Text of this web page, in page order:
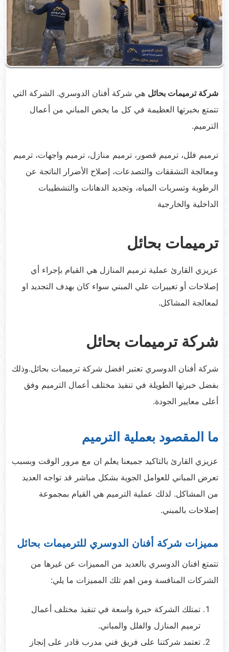
شركة ترميمات بحائل هي شركة أفنان الدوسري. الشركة التي
تتمتع بخبرتها العظيمة في كل ما يخص المباني من أعمال
الترميم.
ترميم فلل، ترميم قصور، ترميم منازل، ترميم واجهات، ترميم
ومعالجة التشققات والتصدعات، إصلاح الأضرار الناتجة عن
الرطوبة وتسربات المياه، وتجديد الدهانات والتشطيبات
الداخلية والخارجية
ترميمات بحائل
عزيزي القارئ عملية ترميم المنازل هي القيام بإجراء أي
إصلاحات أو تغييرات علي المبني سواء كان بهدف التجديد او
لمعالجة المشاكل.
شركة ترميمات بحائل
شركة أفنان الدوسري تعتبر افضل شركة ترميمات بحائل.وذلك
بفضل خبرتها الطويلة في تنفيذ مختلف أعمال الترميم وفق
أعلى معايير الجودة.
ما المقصود بعملية الترميم
عزيزي القارئ بالتاكيد جميعنا يعلم ان مع مرور الوقت وبسبب
تعرض المباني للعوامل الجوية بشكل مباشر قد تواجه العديد
من المشاكل. لذلك عملية الترميم هي القيام بمجموعة
إصلاحات بالمبني.
مميزات شركة أفنان الدوسري للترميمات بحائل
تتمتع افنان الدوسري بالعديد من المميزات عن غيرها من
الشركات المنافسة ومن اهم تلك المميزات ما يلي:
تمتلك الشركة خبرة واسعة في تنفيذ مختلف أعمال
ترميم المنازل والفلل والمباني.
تعتمد شركتنا على فريق فني مدرب قادر على إنجاز